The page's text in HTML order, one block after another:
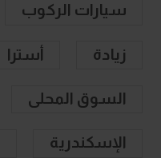
سيارات الركوب
زيادة أسترا
السوق المحلى
الإسكندرية